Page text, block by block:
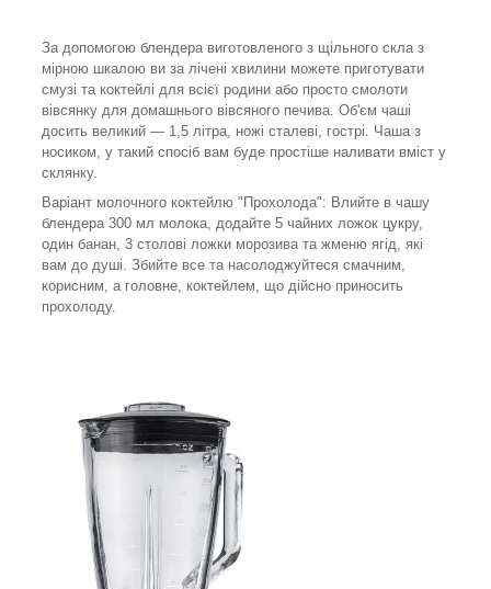
За допомогою блендера виготовленого з щільного скла з
мірною шкалою ви за лічені хвилини можете приготувати
смузі та коктейлі для всієї родини або просто смолоти
вівсянку для домашнього вівсяного печива. Об'єм чаші
досить великий — 1,5 літра, ножі сталеві, гострі. Чаша з
носиком, у такий спосіб вам буде простіше наливати вміст у
склянку.
Варіант молочного коктейлю "Прохолода": Влийте в чашу
блендера 300 мл молока, додайте 5 чайних ложок цукру,
один банан, 3 столові ложки морозива та жменю ягід, які
вам до душі. Збийте все та насолоджуйтеся смачним,
корисним, а головне, коктейлем, що дійсно приносить
прохолоду.